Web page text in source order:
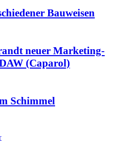
Bauweisen
neuer Marketing-
(Caparol)
Schimmel